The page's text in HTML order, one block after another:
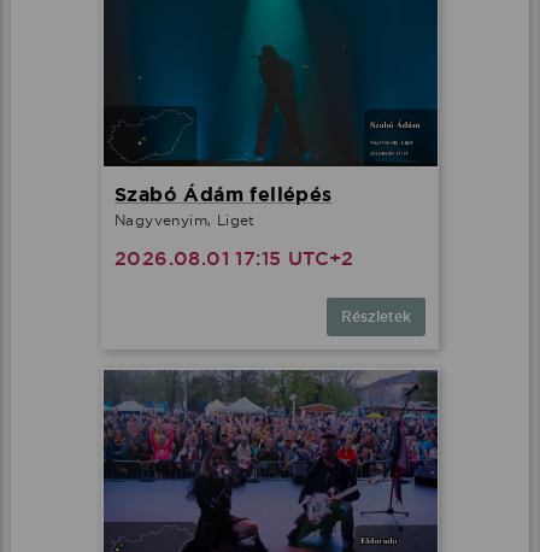
Szabó Ádám fellépés
Nagyvenyim, Liget
2026.08.01 17:15 UTC+2
Részletek